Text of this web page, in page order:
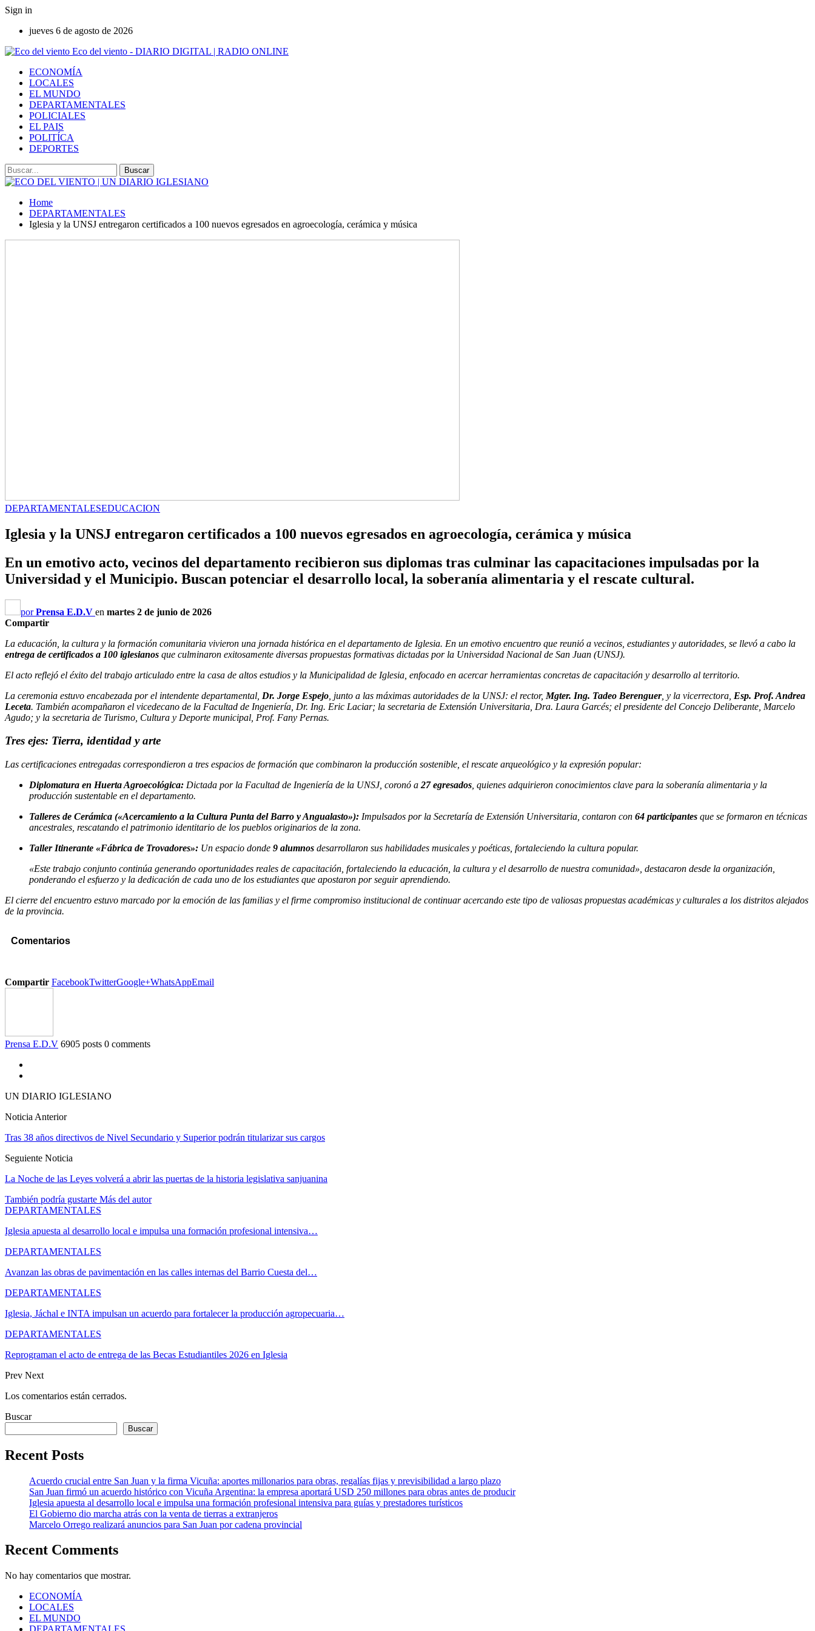
Sign in
jueves 6 de agosto de 2026
Eco del viento - DIARIO DIGITAL | RADIO ONLINE
ECONOMÍA
LOCALES
EL MUNDO
DEPARTAMENTALES
POLICIALES
EL PAIS
POLITÍCA
DEPORTES
Home
DEPARTAMENTALES
Iglesia y la UNSJ entregaron certificados a 100 nuevos egresados en agroecología, cerámica y música
DEPARTAMENTALESEDUCACION
Iglesia y la UNSJ entregaron certificados a 100 nuevos egresados en agroecología, cerámica y música
En un emotivo acto, vecinos del departamento recibieron sus diplomas tras culminar las capacitaciones impulsadas por la
Universidad y el Municipio. Buscan potenciar el desarrollo local, la soberanía alimentaria y el rescate cultural.
porPrensa E.D.V en martes 2 de junio de 2026
Compartir
La educación, la cultura y la formación comunitaria vivieron una jornada histórica en el departamento de Iglesia. En un emotivo encuentro que reunió a vecinos, estudiantes y autoridades, se llevó a cabo la
entrega de certificados a 100 iglesianos que culminaron exitosamente diversas propuestas formativas dictadas por la Universidad Nacional de San Juan (UNSJ).
El acto reflejó el éxito del trabajo articulado entre la casa de altos estudios y la Municipalidad de Iglesia, enfocado en acercar herramientas concretas de capacitación y desarrollo al territorio.
La ceremonia estuvo encabezada por el intendente departamental, Dr. Jorge Espejo , junto a las máximas autoridades de la UNSJ: el rector, Mgter. Ing. Tadeo Berenguer, y la vicerrectora, Esp. Prof. Andrea
Leceta. También acompañaron el vicedecano de la Facultad de Ingeniería, Dr. Ing. Eric Laciar; la secretaria de Extensión Universitaria, Dra. Laura Garcés; el presidente del Concejo Deliberante, Marcelo
Agudo; y la secretaria de Turismo, Cultura y Deporte municipal, Prof. Fany Pernas.
Tres ejes: Tierra, identidad y arte
Las certificaciones entregadas correspondieron a tres espacios de formación que combinaron la producción sostenible, el rescate arqueológico y la expresión popular:
Diplomatura en Huerta Agroecológica: Dictada por la Facultad de Ingeniería de la UNSJ, coronó a 27 egresados , quienes adquirieron conocimientos clave para la soberanía alimentaria y la
producción sustentable en el departamento.
Talleres de Cerámica («Acercamiento a la Cultura Punta del Barro y Angualasto»): Impulsados por la Secretaría de Extensión Universitaria, contaron con 64 participantes que se formaron en técnicas
ancestrales, rescatando el patrimonio identitario de los pueblos originarios de la zona.
Taller Itinerante «Fábrica de Trovadores»: Un espacio donde 9 alumnos desarrollaron sus habilidades musicales y poéticas, fortaleciendo la cultura popular.
«Este trabajo conjunto continúa generando oportunidades reales de capacitación, fortaleciendo la educación, la cultura y el desarrollo de nuestra comunidad», destacaron desde la organización,
ponderando el esfuerzo y la dedicación de cada uno de los estudiantes que apostaron por seguir aprendiendo.
El cierre del encuentro estuvo marcado por la emoción de las familias y el firme compromiso institucional de continuar acercando este tipo de valiosas propuestas académicas y culturales a los distritos alejados
de la provincia.
Comentarios
Compartir FacebookTwitterGoogle+WhatsAppEmail
Prensa E.D.V 6905 posts 0 comments
UN DIARIO IGLESIANO
Noticia Anterior
Tras 38 años directivos de Nivel Secundario y Superior podrán titularizar sus cargos
Seguiente Noticia
La Noche de las Leyes volverá a abrir las puertas de la historia legislativa sanjuanina
También podría gustarte Más del autor
DEPARTAMENTALES
Iglesia apuesta al desarrollo local e impulsa una formación profesional intensiva…
DEPARTAMENTALES
Avanzan las obras de pavimentación en las calles internas del Barrio Cuesta del…
DEPARTAMENTALES
Iglesia, Jáchal e INTA impulsan un acuerdo para fortalecer la producción agropecuaria…
DEPARTAMENTALES
Reprograman el acto de entrega de las Becas Estudiantiles 2026 en Iglesia
Prev Next
Los comentarios están cerrados.
Buscar
Buscar
Recent Posts
Acuerdo crucial entre San Juan y la firma Vicuña: aportes millonarios para obras, regalías fijas y previsibilidad a largo plazo
San Juan firmó un acuerdo histórico con Vicuña Argentina: la empresa aportará USD 250 millones para obras antes de producir
Iglesia apuesta al desarrollo local e impulsa una formación profesional intensiva para guías y prestadores turísticos
El Gobierno dio marcha atrás con la venta de tierras a extranjeros
Marcelo Orrego realizará anuncios para San Juan por cadena provincial
Recent Comments
No hay comentarios que mostrar.
ECONOMÍA
LOCALES
EL MUNDO